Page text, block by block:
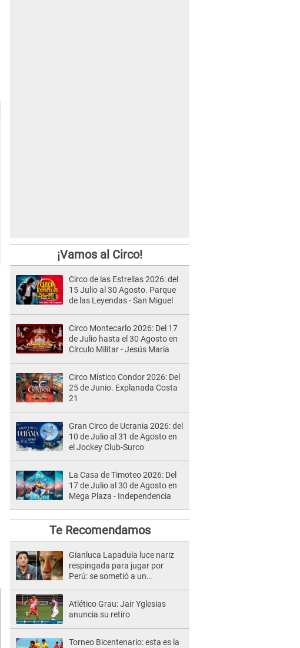
¡Vamos al Circo!
Circo de las Estrellas 2026: del
15 Julio al 30 Agosto. Parque
de las Leyendas - San Miguel
Circo Montecarlo 2026: Del 17
de Julio hasta el 30 Agosto en
Círculo Militar - Jesús María
Circo Místico Condor 2026: Del
25 de Junio. Explanada Costa
21
Gran Circo de Ucrania 2026: del
10 de Julio al 31 de Agosto en
el Jockey Club-Surco
La Casa de Timoteo 2026: Del
17 de Julio al 30 de Agosto en
Mega Plaza - Independencia
Te Recomendamos
Gianluca Lapadula luce nariz
respingada para jugar por
Perú: se sometió a un
Atlético Grau: Jair Yglesias
anuncia su retiro
Torneo Bicentenario: esta es la